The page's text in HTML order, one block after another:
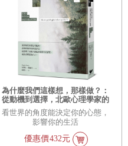
為什麼我們這樣想，那樣做？：
從動機到選擇，北歐心理學家的
幸福課！
看世界的角度能決定你的心態，
影響你的生活
優惠價432元